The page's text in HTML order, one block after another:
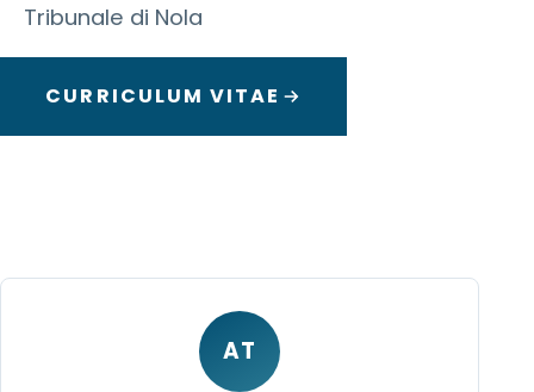
Tribunale di Nola
CURRICULUM VITAE
AT